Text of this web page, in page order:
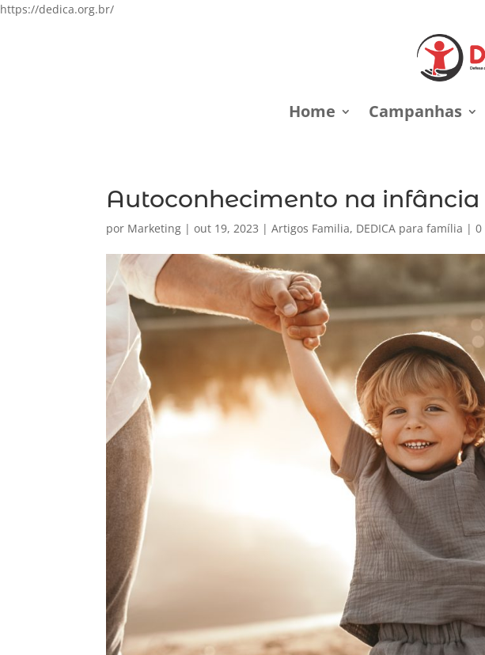
https://dedica.org.br/
Home Campanhas
Autoconhecimento na infância
por Marketing |out 19, 2023 |Artigos Familia, DEDICA para família |0